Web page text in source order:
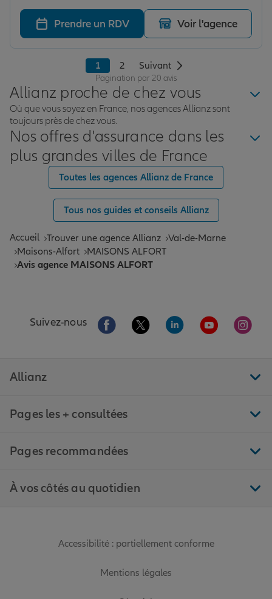
Prendre un RDV Voir l'agence
1 2 Suivant
Pagination par 20 avis
Allianz proche de chez vous
Où que vous soyez en France, nos agences Allianz sont
toujours près de chez vous.
Nos offres d'assurance dans les
plus grandes villes de France
Toutes les agences Allianz de France
Tous nos guides et conseils Allianz
Accueil Trouver une agence Allianz Val-de-Marne
Maisons-Alfort
MAISONS ALFORT
Avis agence MAISONS ALFORT
Suivez-nous Aller sur la page Facebook de Allianz
Aller sur la page Twitter de
Aller sur la page
Aller sur la
Aller
Allianz
Pages les + consultées
Pages recommandées
À vos côtés au quotidien
Accessibilité : partiellement conforme
Mentions légales